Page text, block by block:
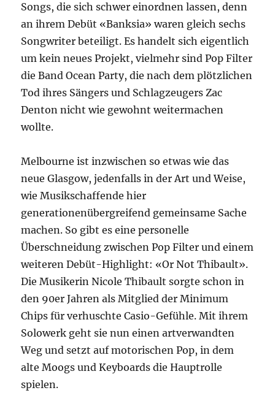
Songs, die sich schwer einordnen lassen, denn
an ihrem Debüt «Banksia» waren gleich sechs
Songwriter beteiligt. Es handelt sich eigentlich
um kein neues Projekt, vielmehr sind Pop Filter
die Band Ocean Party, die nach dem plötzlichen
Tod ihres Sängers und Schlagzeugers Zac
Denton nicht wie gewohnt weitermachen
wollte.
Melbourne ist inzwischen so etwas wie das
neue Glasgow, jedenfalls in der Art und Weise,
wie Musikschaffende hier
generationenübergreifend gemeinsame Sache
machen. So gibt es eine personelle
Überschneidung zwischen Pop Filter und einem
weiteren Debüt-Highlight: «Or Not Thibault».
Die Musikerin Nicole Thibault sorgte schon in
den 90er Jahren als Mitglied der Minimum
Chips für verhuschte Casio-Gefühle. Mit ihrem
Solowerk geht sie nun einen artverwandten
Weg und setzt auf motorischen Pop, in dem
alte Moogs und Keyboards die Hauptrolle
spielen.